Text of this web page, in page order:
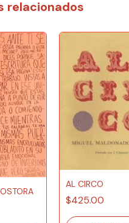
relacionados
AL CIRCO
$425.00